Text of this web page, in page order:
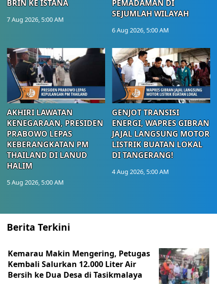
BRIN KE ISTANA
7 Aug 2026, 5:00 AM
PEMADAMAN DI
SEJUMLAH WILAYAH
6 Aug 2026, 5:00 AM
AKHIRI LAWATAN
KENEGARAAN, PRESIDEN
PRABOWO LEPAS
KEBERANGKATAN PM
THAILAND DI LANUD
HALIM
5 Aug 2026, 5:00 AM
GENJOT TRANSISI
ENERGI, WAPRES GIBRAN
JAJAL LANGSUNG MOTOR
LISTRIK BUATAN LOKAL
DI TANGERANG!
4 Aug 2026, 5:00 AM
Berita Terkini
Kemarau Makin Mengering, Petugas
Kembali Salurkan 12.000 Liter Air
Bersih ke Dua Desa di Tasikmalaya